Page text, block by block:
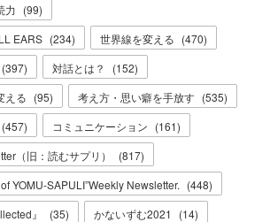
力 (99)
EARS (234) 世界線を変える (470)
(397) 対話とは？ (152)
える (95) 考え方・思い癖を手放す (535)
(457) コミュニケーション (161)
（旧：読むサプリ）
(817)
YOMU-SAPULI”Weekly Newsletter. (448)
』
(35) かないずむ2021 (14)